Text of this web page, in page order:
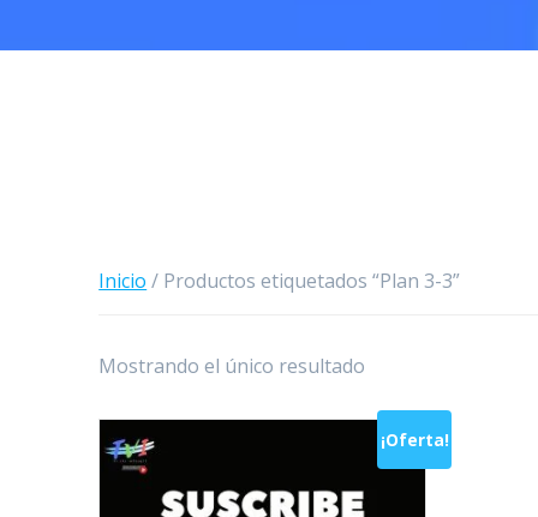
Inicio / Productos etiquetados “Plan 3-3”
Mostrando el único resultado
¡Oferta!